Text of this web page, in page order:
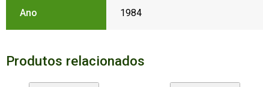
Ano 1984
Produtos relacionados